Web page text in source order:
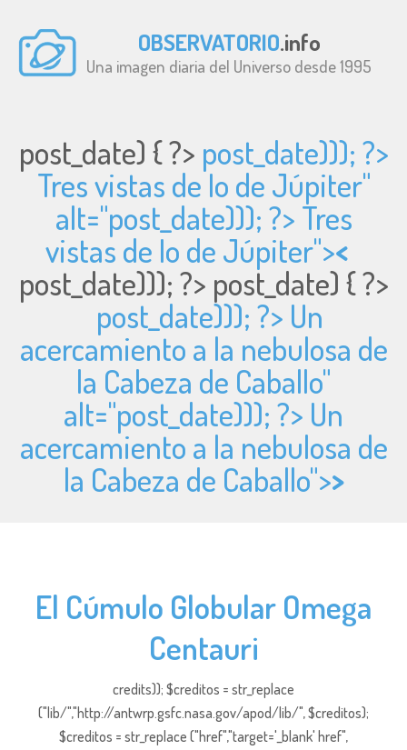
OBSERVATORIO.info
Una imagen diaria del Universo desde 1995
post_date) { ?> post_date))); ?>
Tres vistas de Io de Júpiter"
alt="post_date))); ?> Tres
vistas de Io de Júpiter"><
post_date))); ?> post_date) { ?>
post_date))); ?> Un
acercamiento a la nebulosa de
la Cabeza de Caballo"
alt="post_date))); ?> Un
acercamiento a la nebulosa de
la Cabeza de Caballo">>
El Cúmulo Globular Omega
Centauri
credits)); $creditos = str_replace
("lib/","http://antwrp.gsfc.nasa.gov/apod/lib/", $creditos);
$creditos = str_replace ("href","target='_blank' href",